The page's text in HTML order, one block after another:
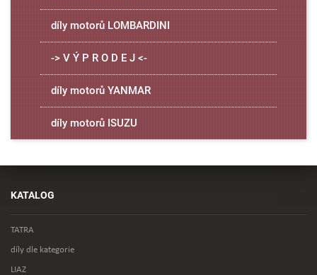
díly motorů LOMBARDINI
-> V Ý P R O D E J <-
díly motorů YANMAR
díly motorů ISUZU
KATALOG
TATRA
díly dle kategorie
LIAZ